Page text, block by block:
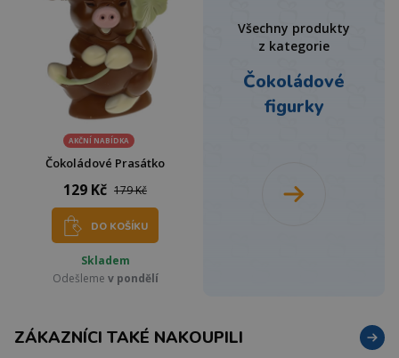
AKČNÍ NABÍDKA
Čokoládové Prasátko
129 Kč 179 Kč
DO KOŠÍKU
Skladem
Odešleme v pondělí
Všechny produkty
z kategorie
Čokoládové
figurky
ZÁKAZNÍCI TAKÉ NAKOUPILI